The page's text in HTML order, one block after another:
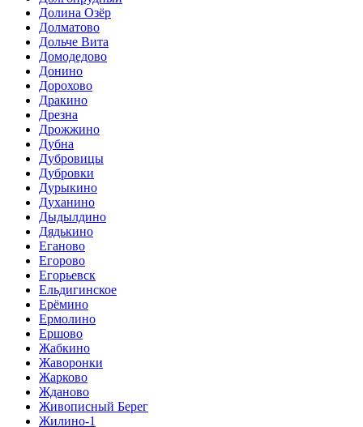
Долина Озёр
Долматово
Дольче Вита
Домодедово
Донино
Дорохово
Дракино
Дрезна
Дрожжино
Дубна
Дубровицы
Дубровки
Дурыкино
Духанино
Дыдылдино
Дядькино
Еганово
Егорово
Егорьевск
Ельдигинское
Ерёмино
Ермолино
Ершово
Жабкино
Жаворонки
Жарково
Жданово
Живописный Берег
Жилино-1